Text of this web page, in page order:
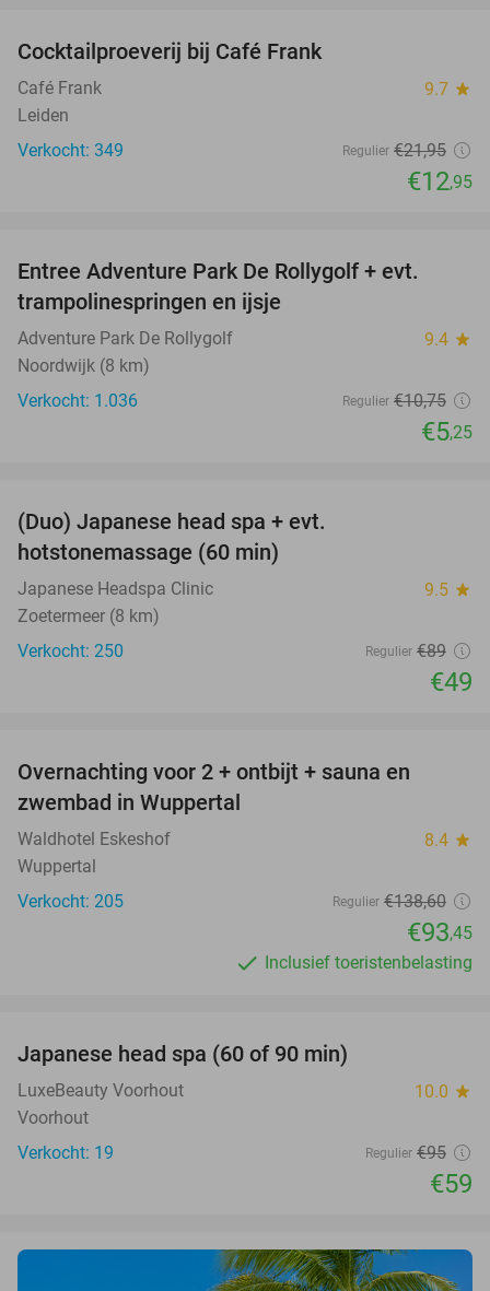
Cocktailproeverij bij Café Frank
Café Frank 9.7 star
Leiden
Verkocht: 349
Regulier €21,95
€12,95
Entree Adventure Park De Rollygolf + evt.
trampolinespringen en ijsje
Adventure Park De Rollygolf 9.4 star
Noordwijk (8 km)
Verkocht: 1.036
Regulier €10,75
€5,25
(Duo) Japanese head spa + evt.
hotstonemassage (60 min)
Japanese Headspa Clinic 9.5 star
Zoetermeer (8 km)
Verkocht: 250
Regulier €89
€49
Overnachting voor 2 + ontbijt + sauna en
zwembad in Wuppertal
Waldhotel Eskeshof 8.4 star
Wuppertal
Verkocht: 205
Regulier €138,60
€93,45
Inclusief toeristenbelasting
Japanese head spa (60 of 90 min)
LuxeBeauty Voorhout 10.0 star
Voorhout
Verkocht: 19
Regulier €95
€59